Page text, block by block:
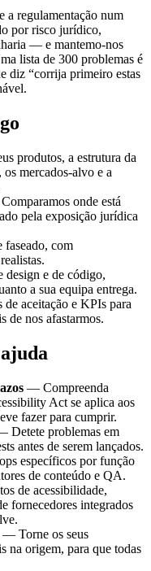
a regulamentação num
por risco jurídico,
— e mantemo-nos
lista de 300 problemas é
diz “corrija primeiro estas
produtos, a estrutura da
mercados-alvo e a
onde está
pela exposição jurídica
com
e de código,
a sua equipa entrega.
aceitação e KPIs para
de nos afastarmos.
— Compreenda
Act se aplica aos
fazer para cumprir.
Detete problemas em
antes de serem lançados.
específicos por função
de conteúdo e QA.
de acessibilidade,
fornecedores integrados
— Torne os seus
na origem, para que todas